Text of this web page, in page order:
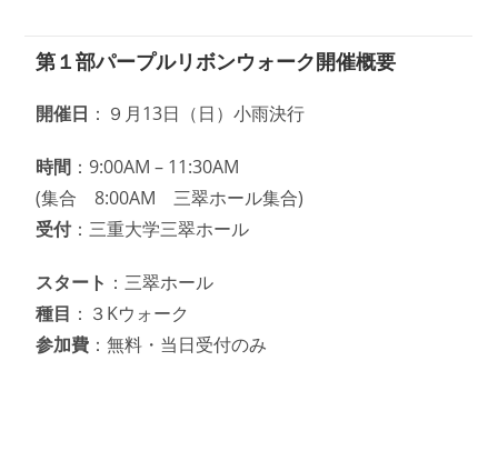
第１部パープルリボンウォーク開催概要
開催日 ：９月13日（日）小雨決行
時間 ：9:00AM – 11:30AM
(集合 8:00AM 三翠ホール集合)
受付：三重大学三翠ホール
スタート ：三翠ホール
種目 ：３Kウォーク
参加費 ：無料・当日受付のみ